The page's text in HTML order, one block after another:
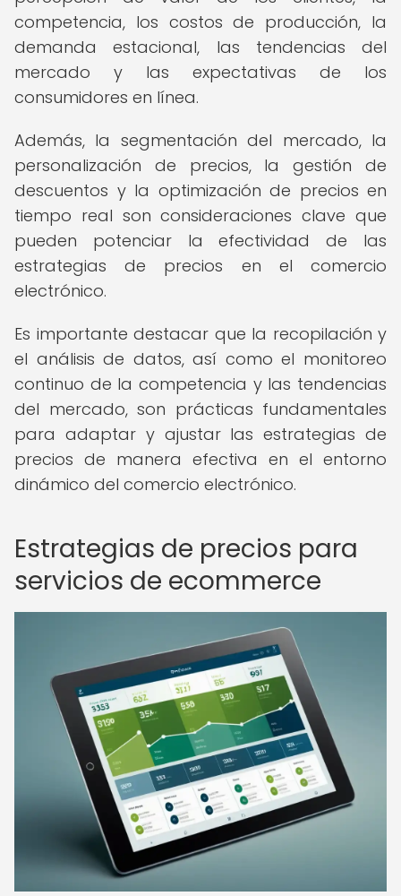
competencia, los costos de producción, la
demanda estacional, las tendencias del
mercado y las expectativas de los
consumidores en línea.
Además, la segmentación del mercado, la
personalización de precios, la gestión de
descuentos y la optimización de precios en
tiempo real son consideraciones clave que
pueden potenciar la efectividad de las
estrategias de precios en el comercio
electrónico.
Es importante destacar que la recopilación y
el análisis de datos, así como el monitoreo
continuo de la competencia y las tendencias
del mercado, son prácticas fundamentales
para adaptar y ajustar las estrategias de
precios de manera efectiva en el entorno
dinámico del comercio electrónico.
Estrategias de precios para
servicios de ecommerce